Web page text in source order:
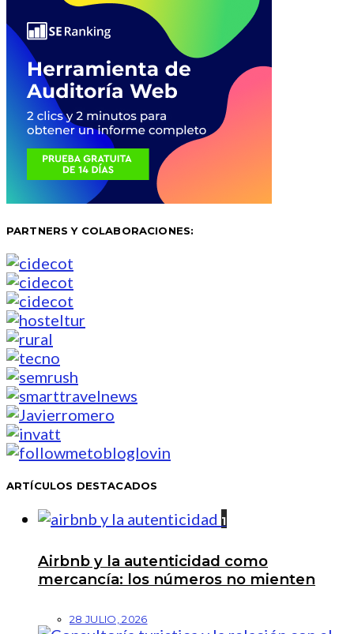
PARTNERS Y COLABORACIONES:
ARTÍCULOS DESTACADOS
1
Airbnb y la autenticidad como
mercancía: los números no mienten
28 JULIO, 2026